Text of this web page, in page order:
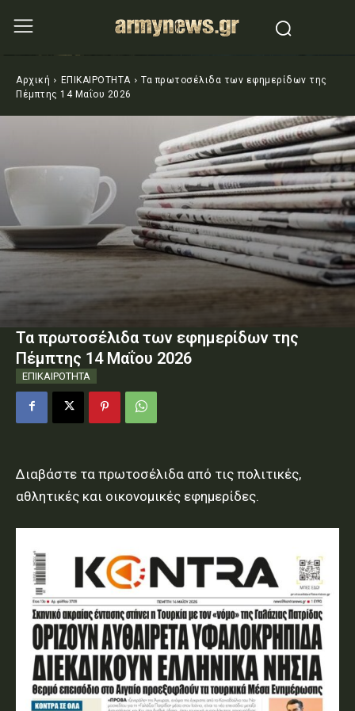
Αρχική ΕΠΙΚΑΙΡΟΤΗΤΑ
Τα πρωτοσέλιδα των εφημερίδων της
Πέμπτης 14 Μαΐου 2026
Τα πρωτοσέλιδα των εφημερίδων της
Πέμπτης 14 Μαΐου 2026
ΕΠΙΚΑΙΡΟΤΗΤΑ
Διαβάστε τα πρωτοσέλιδα από τις πολιτικές,
αθλητικές και οικονομικές εφημερίδες.